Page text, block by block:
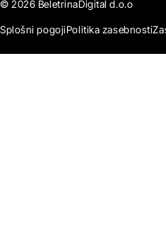
© 2026 BeletrinaDigital d.o.o
Splošni pogojiPolitika zasebnosti